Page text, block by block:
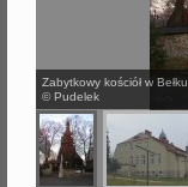
Zabytkowy kościół w Bełku
© Pudelek